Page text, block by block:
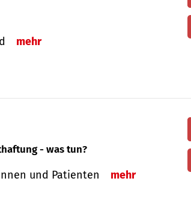
mehr
- was tun?
und Patienten mehr